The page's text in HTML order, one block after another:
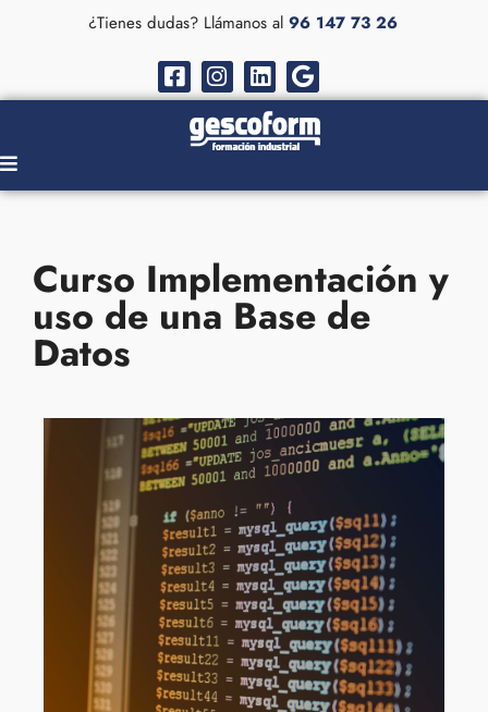
¿Tienes dudas? Llámanos al 96 147 73 26
Curso Implementación y
uso de una Base de
Datos